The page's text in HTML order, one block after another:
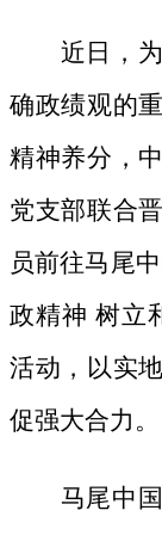
近日，
确政绩观的
精神养分，
党支部联合
员前往马尾
政精神 树立
活动，以实
促强大合力。
马尾中